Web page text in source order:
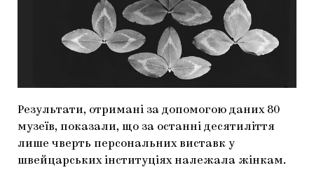
МАРІУПОЛЬСЬКІ МАРГІНАЛІЇ
ДОСЛІДНИЦЬКА ПЛАТФОРМА
ЗАПАЛЕННЯ
Результати, отримані за допомогою даних 80
музеїв, показали, що за останні десятиліття
лише чверть персональних виставк у
швейцарських інституціях належала жінкам.